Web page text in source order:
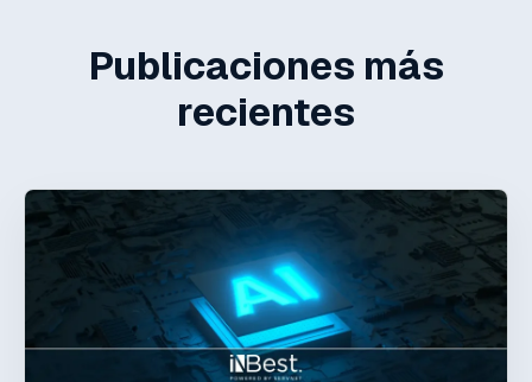
Publicaciones más
recientes